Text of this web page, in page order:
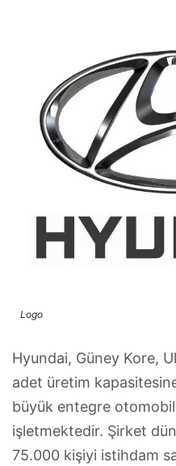
Logo
Hyundai, Güney Kore,
adet üretim
büyük entegre
işletmektedir. Şirket
75.000 kişiyi istihdam